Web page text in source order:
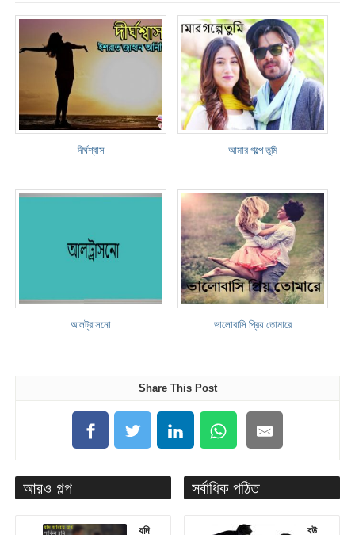
দীর্ঘশ্বাস আমার গল্পে তুমি
আলট্রাসনো ভালোবাসি প্রিয় তোমারে
Share This Post
আরও গল্প
যদি
সর্বাধিক পঠিত
বউ